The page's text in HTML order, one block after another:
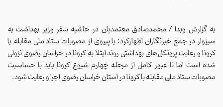
به گزارش وبدا / محمدصادق معتمدیان در حاشیه سفر وزیر بهداشت به
سبزوار در جمع خبرنگاران اظهارکرد: با پیروی از مصوبات ستاد ملی مقابله با
کرونا و رعایت پروتکل‌های بهداشتی روند ابتلا به کرونا در خراسان رضوی نزولی
شده است اما تا عبور کامل از مرحله چهارم شیوع کرونا باید با حساسیت
مصوبات ستاد ملی مقابله با کرونا در استان خراسان رضوی اجرا و رعایت شود.